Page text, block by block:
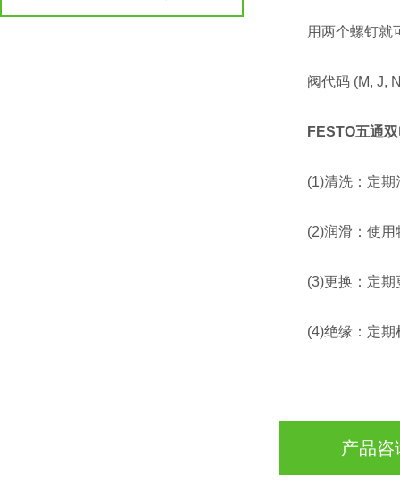
用两个螺钉就可
阀代码 (M, J, N,
FESTO五通
(1)清洗：定期清
(2)润滑：使用特
(3)更换：定期更
(4)绝缘：定期检
产品咨